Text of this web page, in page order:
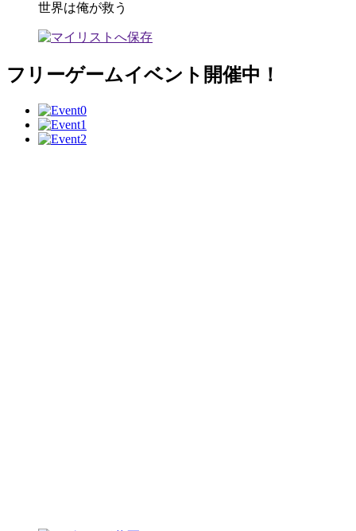
世界は俺が救う
フリーゲームイベント開催中！